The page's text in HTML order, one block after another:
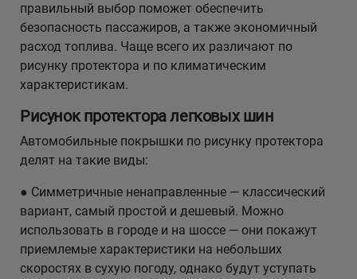
правильный выбор поможет обеспечить
безопасность пассажиров, а также экономичный
расход топлива. Чаще всего их различают по
рисунку протектора и по климатическим
характеристикам.
Рисунок протектора легковых шин
Автомобильные покрышки по рисунку протектора
делят на такие виды:
● Симметричные ненаправленные — классический
вариант, самый простой и дешевый. Можно
использовать в городе и на шоссе — они покажут
приемлемые характеристики на небольших
скоростях в сухую погоду, однако будут уступать